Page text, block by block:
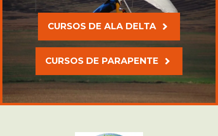
CURSOS DE ALA DELTA
CURSOS DE PARAPENTE